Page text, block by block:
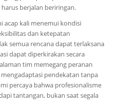
berjalan beriringan.
acap kali menemui kondisi
dan ketepatan
semua rencana dapat terlaksana
dapat diperkirakan secara
tim memegang peranan
pendekatan tanpa
percaya bahwa profesionalisme
tantangan, bukan saat segala